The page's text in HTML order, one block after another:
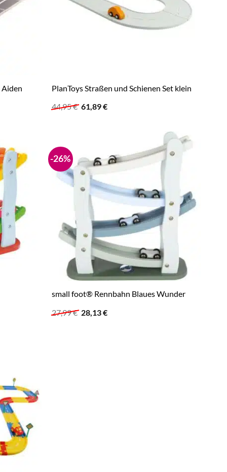
PlanToys Straßen und Schienen Set klein
44,95€ Ursprünglicher
Preis
61,89€Aktueller
-26%
small foot® Rennbahn Blaues Wunder
27,99€ Ursprünglicher
Preis
28,13€Aktueller